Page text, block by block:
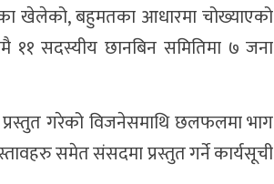
खेलेको, बहुमतका आधारमा चोख्याएको
११ सदस्यीय छानबिन समितिमा ७ जना
प्रस्तुत गरेको विजनेसमाथि छलफलमा भाग
समेत संसदमा प्रस्तुत गर्ने कार्यसूची